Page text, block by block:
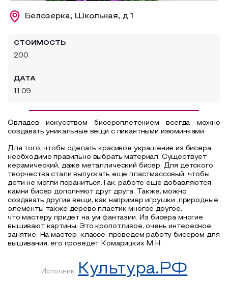
Образовательный туризм
Белозерка, Школьная, д 1
СТОИМОСТЬ
200
ДАТА
11.09
Овладев искусством бисероплетением всегда можно
создавать уникальные вещи с пикантными изюминками.
Для того, чтобы сделать красивое украшение из бисера,
необходимо правильно выбрать материал. Существует
керамический, даже металлический бисер. Для детского
творчества стали выпускать еще пластмассовый, чтобы
дети не могли пораниться.Так, работе еще добавляются
камни бисер дополняют друг друга. Также, можно
создавать другие вещи, как например игрушки ,природные
элементы также дерево пластик многое другое,
что мастеру придет на ум фантазии. Из бисера многие
вышивают картины. Это кропотливое, очень интересное
занятие. На мастер-классе, проведем работу бисером для
вышивания, его проведет Комарицких М.Н.
Источник: Культура.РФ